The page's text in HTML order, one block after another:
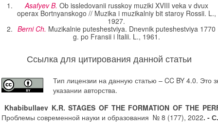
Asafyev B. Ob issledovanii russkoy muziki XVIII veka v dvux
operax Bortnyanskogo // Muzika i muzikalniy bit staroy Rossii. L.,
1927.
Berni Ch. Muzikalnie puteshestviya. Dnevnik puteshestviya 1770
g. po Fransii i Italii. L., 1961.
Ссылка для цитирования данной статьи
Тип лицензии на данную статью – CC BY 4.0.
указании авторства.
Khabibullaev K.R. STAGES OF THE FORMATION OF THE
Проблемы современной науки и образования № 8 (177), 2022. -